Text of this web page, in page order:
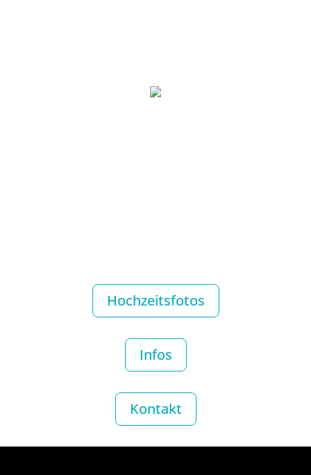
Hochzeitsfotos
Infos
Kontakt